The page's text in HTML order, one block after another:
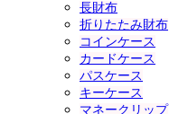
長財布
折りたたみ財布
コインケース
カードケース
パスケース
キーケース
マネークリップ